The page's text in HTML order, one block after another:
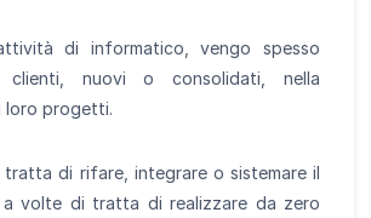
di informatico, vengo spesso
nuovi o consolidati, nella
loro progetti.
di rifare, integrare o sistemare il
volte di tratta di realizzare da zero